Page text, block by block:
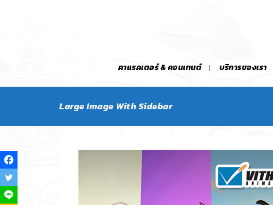
คาแรคเตอร์ & คอนเทนต์ บริการของเรา
Large Image With Sidebar